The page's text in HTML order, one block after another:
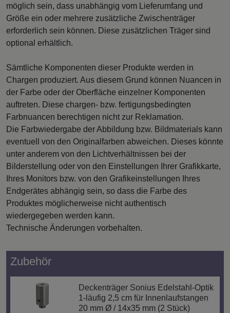
möglich sein, dass unabhängig vom Lieferumfang und
Größe ein oder mehrere zusätzliche Zwischenträger
erforderlich sein können. Diese zusätzlichen Träger sind
optional erhältlich.
Sämtliche Komponenten dieser Produkte werden in
Chargen produziert. Aus diesem Grund können Nuancen in
der Farbe oder der Oberfläche einzelner Komponenten
auftreten. Diese chargen- bzw. fertigungsbedingten
Farbnuancen berechtigen nicht zur Reklamation.
Die Farbwiedergabe der Abbildung bzw. Bildmaterials kann
eventuell von den Originalfarben abweichen. Dieses könnte
unter anderem von den Lichtverhältnissen bei der
Bilderstellung oder von den Einstellungen Ihrer Grafikkarte,
Ihres Monitors bzw. von den Grafikeinstellungen Ihres
Endgerätes abhängig sein, so dass die Farbe des
Produktes möglicherweise nicht authentisch
wiedergegeben werden kann.
Technische Änderungen vorbehalten.
Zubehör
Deckenträger Sonius Edelstahl-Optik
1-läufig 2,5 cm für Innenlaufstangen
20 mm Ø / 14x35 mm (2 Stück)